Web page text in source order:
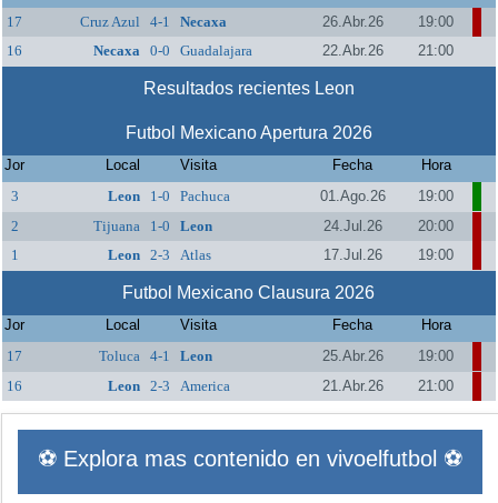
17
Cruz Azul 4-1 Necaxa 26.Abr.26
19:00
16
Necaxa 0-0 Guadalajara 22.Abr.26 21:00
Resultados recientes Leon
Futbol Mexicano Apertura 2026
Jor Local Visita Fecha
Hora
3
Leon 1-0 Pachuca 01.Ago.26
19:00
2
Tijuana 1-0 Leon 24.Jul.26
20:00
1
Leon 2-3 Atlas 17.Jul.26 19:00
Futbol Mexicano Clausura 2026
Jor Local Visita Fecha
Hora
17
Toluca 4-1 Leon 25.Abr.26
19:00
16
Leon 2-3 America 21.Abr.26 21:00
⚽ Explora mas contenido en vivoelfutbol ⚽